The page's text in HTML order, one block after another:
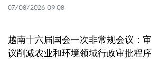
07/08/2026 09:08
越南十六届国会一次非常规会议：审
议削减农业和环境领域行政审批程序